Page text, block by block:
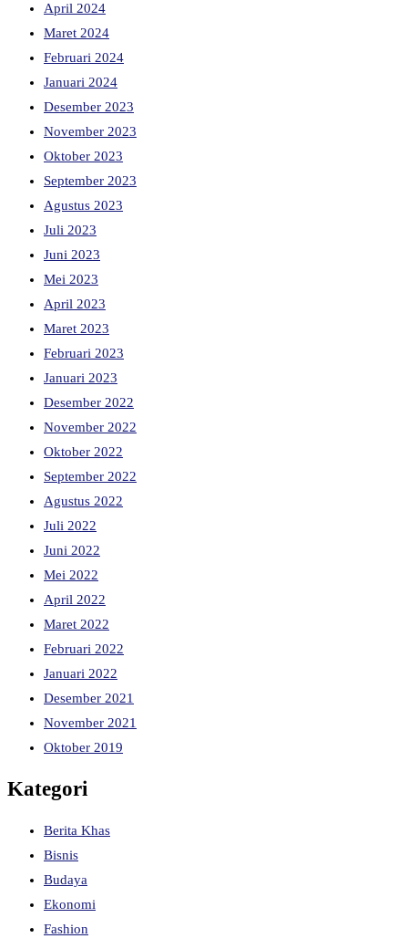
April 2024
Maret 2024
Februari 2024
Januari 2024
Desember 2023
November 2023
Oktober 2023
September 2023
Agustus 2023
Juli 2023
Juni 2023
Mei 2023
April 2023
Maret 2023
Februari 2023
Januari 2023
Desember 2022
November 2022
Oktober 2022
September 2022
Agustus 2022
Juli 2022
Juni 2022
Mei 2022
April 2022
Maret 2022
Februari 2022
Januari 2022
Desember 2021
November 2021
Oktober 2019
Kategori
Berita Khas
Bisnis
Budaya
Ekonomi
Fashion